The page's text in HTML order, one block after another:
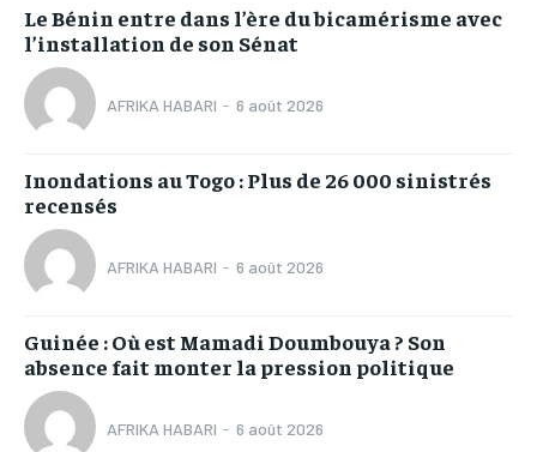
Le Bénin entre dans l’ère du bicamérisme avec
l’installation de son Sénat
AFRIKA HABARI - 6 août 2026
Inondations au Togo : Plus de 26 000 sinistrés
recensés
AFRIKA HABARI - 6 août 2026
Guinée : Où est Mamadi Doumbouya ? Son
absence fait monter la pression politique
AFRIKA HABARI - 6 août 2026